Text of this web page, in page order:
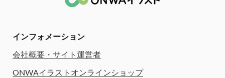
インフォメーション
会社概要・サイト運営者
ONWAイラストオンラインショップ